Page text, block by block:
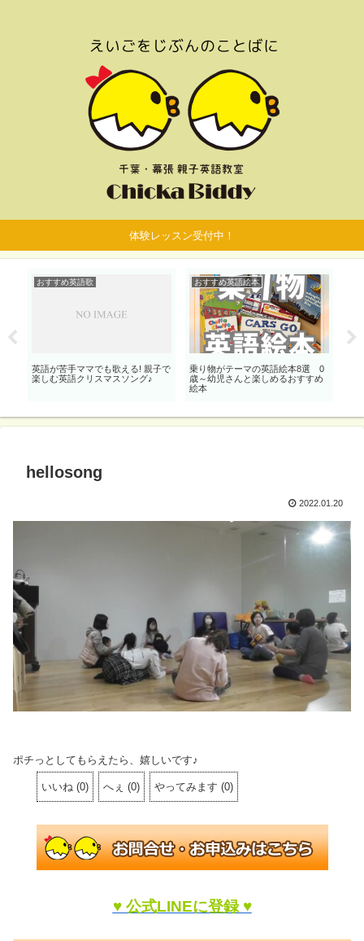
体験レッスン受付中！
おすすめ英語歌
英語が苦手ママでも歌える! 親子で
楽しむ英語クリスマスソング♪
おすすめ英語絵本
乗り物がテーマの英語絵本8選 0
歳～幼児さんと楽しめるおすすめ
絵本
hellosong
2022.01.20
ポチっとしてもらえたら、嬉しいです♪
いいね (0) へぇ (0) やってみます (0)
♥ 公式LINEに登録 ♥